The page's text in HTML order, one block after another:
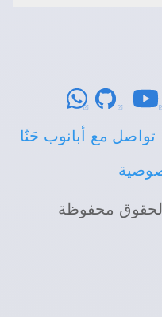
تواصل مع أبانوب حَنّا